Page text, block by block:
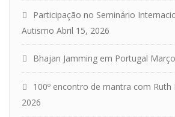
Participação no Seminário
Autismo Abril 15, 2026
Bhajan Jamming em Portugal
100º encontro de mantra com Ruth
2026